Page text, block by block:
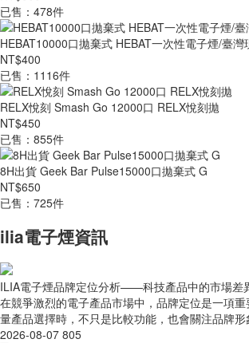
已售：478件
HEBAT10000口拋棄式 HEBAT一次性電子煙/臺灣
NT$400
已售：1116件
RELX悅刻 Smash Go 12000口 RELX悅刻拋
NT$450
已售：855件
8H出貨 Geek Bar Pulse15000口拋棄式 G
NT$650
已售：725件
ilia電子煙資訊
ILIA電子煙品牌定位分析——科技產品中的市場差
在競爭激烈的電子產品市場中，品牌定位是一項
量產品選擇時，不只是比較功能，也會關注品牌形
2026-08-07 805